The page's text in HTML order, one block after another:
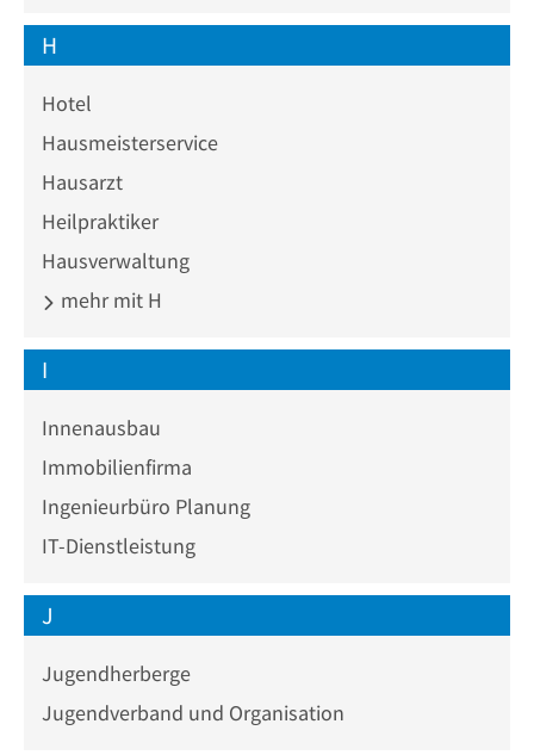
H
Hotel
Hausmeisterservice
Hausarzt
Heilpraktiker
Hausverwaltung
mehr mit H
I
Innenausbau
Immobilienfirma
Ingenieurbüro Planung
IT-Dienstleistung
J
Jugendherberge
Jugendverband und Organisation